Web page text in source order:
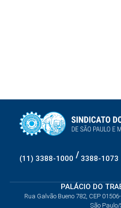
(11) 3388-1000 / 3388-1073
PALÁCIO DO
Rua Galvão Bueno 782, CEP
São Paulo/